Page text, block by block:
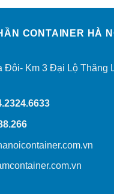
CONTAINER HÀ
Đôi- Km 3 Đại Lộ Thăng